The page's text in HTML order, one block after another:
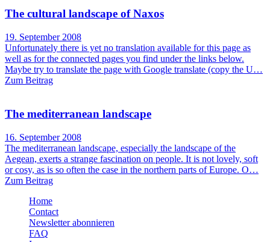
The cultural landscape of Naxos
19. September 2008
Unfortunately there is yet no translation available for this page as
well as for the connected pages you find under the links below.
Maybe try to translate the page with Google translate (copy the U…
Zum Beitrag
The mediterranean landscape
16. September 2008
The mediterranean landscape, especially the landscape of the
Aegean, exerts a strange fascination on people. It is not lovely, soft
or cosy, as is so often the case in the northern parts of Europe. O…
Zum Beitrag
Home
Contact
Newsletter abonnieren
FAQ